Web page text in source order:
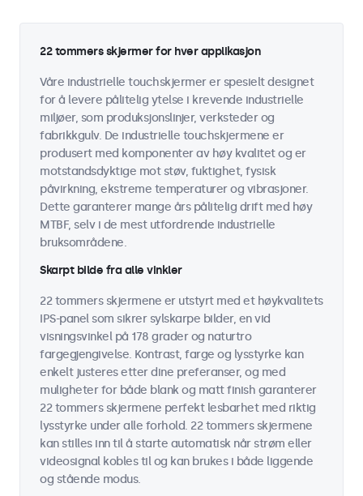
22 tommers skjermer for hver applikasjon
Våre industrielle touchskjermer er spesielt designet
for å levere pålitelig ytelse i krevende industrielle
miljøer, som produksjonslinjer, verksteder og
fabrikkgulv. De industrielle touchskjermene er
produsert med komponenter av høy kvalitet og er
motstandsdyktige mot støv, fuktighet, fysisk
påvirkning, ekstreme temperaturer og vibrasjoner.
Dette garanterer mange års pålitelig drift med høy
MTBF, selv i de mest utfordrende industrielle
bruksområdene.
Skarpt bilde fra alle vinkler
22 tommers skjermene er utstyrt med et høykvalitets
IPS-panel som sikrer sylskarpe bilder, en vid
visningsvinkel på 178 grader og naturtro
fargegjengivelse. Kontrast, farge og lysstyrke kan
enkelt justeres etter dine preferanser, og med
muligheter for både blank og matt finish garanterer
22 tommers skjermene perfekt lesbarhet med riktig
lysstyrke under alle forhold. 22 tommers skjermene
kan stilles inn til å starte automatisk når strøm eller
videosignal kobles til og kan brukes i både liggende
og stående modus.